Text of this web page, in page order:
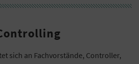
sich an Fachvorstände, Controller,